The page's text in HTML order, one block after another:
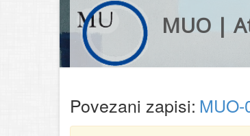
MUO |
Povezani zapisi: